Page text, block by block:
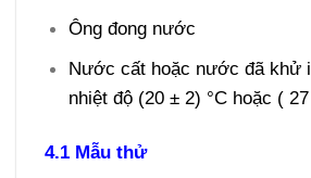
Ông đong nước
Nước cất hoặc nước đã khử
nhiệt độ (20 ± 2) °C hoặc (
4.1 Mẫu thử